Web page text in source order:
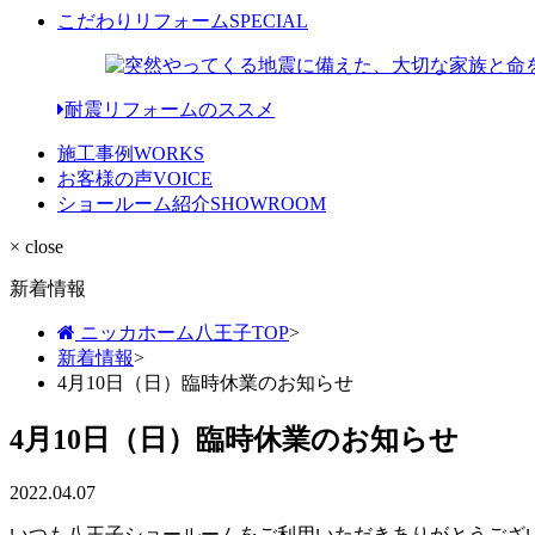
こだわりリフォームSPECIAL
耐震リフォームのススメ
施工事例WORKS
お客様の声VOICE
ショールーム紹介SHOWROOM
× close
新着情報
ニッカホーム八王子TOP>
新着情報>
4月10日（日）臨時休業のお知らせ
4月10日（日）臨時休業のお知らせ
2022.04.07